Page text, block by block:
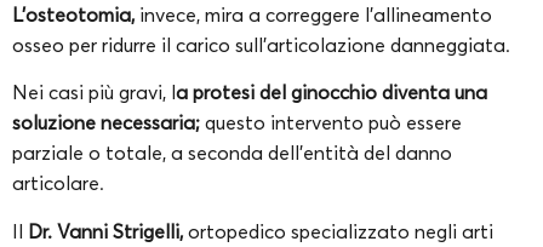
L’osteotomia, invece, mira a correggere l’allineamento
osseo per ridurre il carico sull’articolazione danneggiata.
Nei casi più gravi, la protesi del ginocchio diventa una
soluzione necessaria; questo intervento può essere
parziale o totale, a seconda dell’entità del danno
articolare.
Il Dr. Vanni Strigelli, ortopedico specializzato negli arti